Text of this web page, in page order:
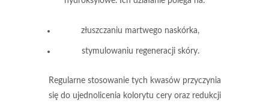
złuszczaniu martwego naskórka,
stymulowaniu regeneracji skóry.
Regularne stosowanie tych kwasów przyczynia
się do ujednolicenia kolorytu cery oraz redukcji